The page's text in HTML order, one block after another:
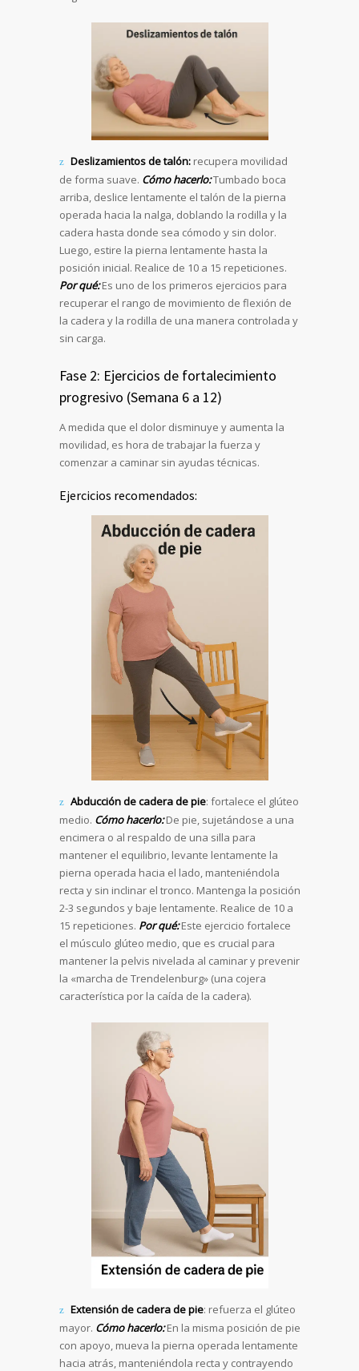
Deslizamientos de talón: recupera movilidad
de forma suave. Cómo hacerlo:Tumbado boca
arriba, deslice lentamente el talón de la pierna
operada hacia la nalga, doblando la rodilla y la
cadera hasta donde sea cómodo y sin dolor.
Luego, estire la pierna lentamente hasta la
posición inicial. Realice de 10 a 15 repeticiones.
Por qué:Es uno de los primeros ejercicios para
recuperar el rango de movimiento de flexión de
la cadera y la rodilla de una manera controlada y
sin carga.
Fase 2: Ejercicios de fortalecimiento
progresivo (Semana 6 a 12)
A medida que el dolor disminuye y aumenta la
movilidad, es hora de trabajar la fuerza y
comenzar a caminar sin ayudas técnicas.
Ejercicios recomendados:
Abducción de cadera de pie: fortalece el glúteo
medio. Cómo hacerlo:De pie, sujetándose a una
encimera o al respaldo de una silla para
mantener el equilibrio, levante lentamente la
pierna operada hacia el lado, manteniéndola
recta y sin inclinar el tronco. Mantenga la posición
2-3 segundos y baje lentamente. Realice de 10 a
15 repeticiones. Por qué:Este ejercicio fortalece
el músculo glúteo medio, que es crucial para
mantener la pelvis nivelada al caminar y prevenir
la «marcha de Trendelenburg» (una cojera
característica por la caída de la cadera).
Extensión de cadera de pie: refuerza el glúteo
mayor. Cómo hacerlo:En la misma posición de pie
con apoyo, mueva la pierna operada lentamente
hacia atrás, manteniéndola recta y contrayendo